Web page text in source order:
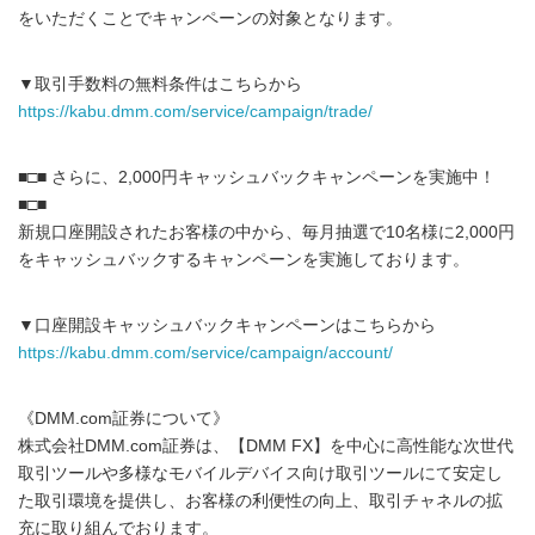
をいただくことでキャンペーンの対象となります。
▼取引手数料の無料条件はこちらから
https://kabu.dmm.com/service/campaign/trade/
■□■ さらに、2,000円キャッシュバックキャンペーンを実施中！
■□■
新規口座開設されたお客様の中から、毎月抽選で10名様に2,000円
をキャッシュバックするキャンペーンを実施しております。
▼口座開設キャッシュバックキャンペーンはこちらから
https://kabu.dmm.com/service/campaign/account/
《DMM.com証券について》
株式会社DMM.com証券は、【DMM FX】を中心に高性能な次世代
取引ツールや多様なモバイルデバイス向け取引ツールにて安定し
た取引環境を提供し、お客様の利便性の向上、取引チャネルの拡
充に取り組んでおります。